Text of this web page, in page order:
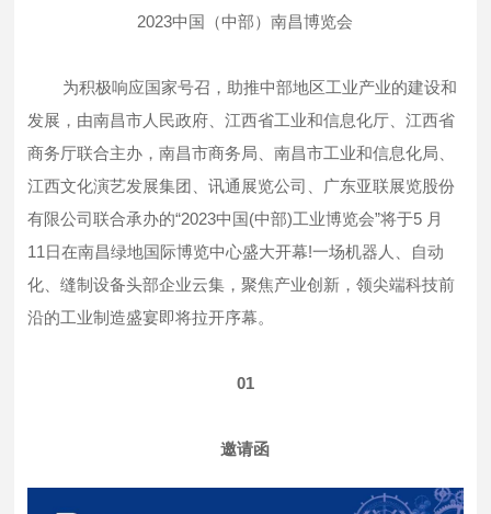
2023中国（中部）南昌博览会
为积极响应国家号召，助推中部地区工业产业的建设和
发展，由南昌市人民政府、江西省工业和信息化厅、江西省
商务厅联合主办，南昌市商务局、南昌市工业和信息化局、
江西文化演艺发展集团、讯通展览公司、广东亚联展览股份
有限公司联合承办的“2023中国(中部)工业博览会”将于5 月
11日在南昌绿地国际博览中心盛大开幕!一场机器人、自动
化、缝制设备头部企业云集，聚焦产业创新，领尖端科技前
沿的工业制造盛宴即将拉开序幕。
01
邀请函